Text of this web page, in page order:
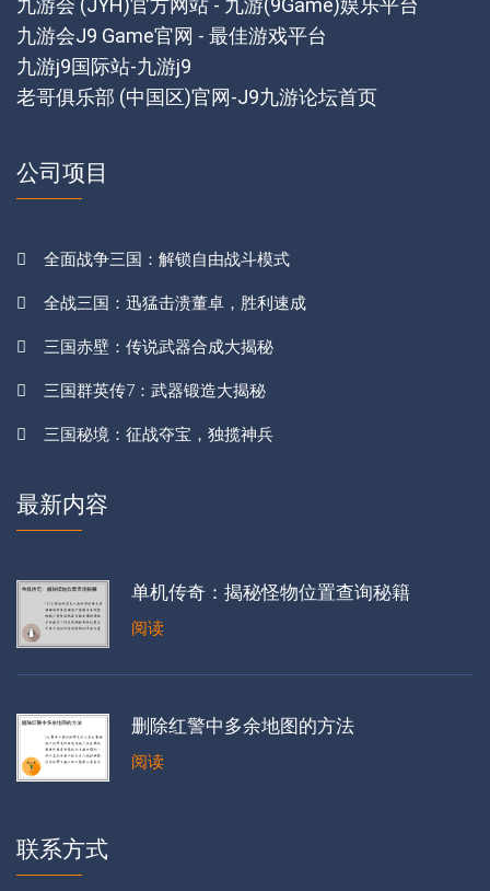
九游会 (JYH)官方网站 - 九游(9Game)娱乐平台
九游会J9 Game官网 - 最佳游戏平台
九游j9国际站-九游j9
老哥俱乐部 (中国区)官网-J9九游论坛首页
公司项目
全面战争三国：解锁自由战斗模式
全战三国：迅猛击溃董卓，胜利速成
三国赤壁：传说武器合成大揭秘
三国群英传7：武器锻造大揭秘
三国秘境：征战夺宝，独揽神兵
最新内容
单机传奇：揭秘怪物位置查询秘籍
阅读
删除红警中多余地图的方法
阅读
联系方式